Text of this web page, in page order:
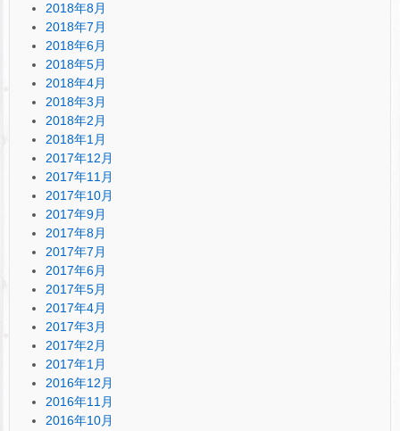
2018年8月
2018年7月
2018年6月
2018年5月
2018年4月
2018年3月
2018年2月
2018年1月
2017年12月
2017年11月
2017年10月
2017年9月
2017年8月
2017年7月
2017年6月
2017年5月
2017年4月
2017年3月
2017年2月
2017年1月
2016年12月
2016年11月
2016年10月